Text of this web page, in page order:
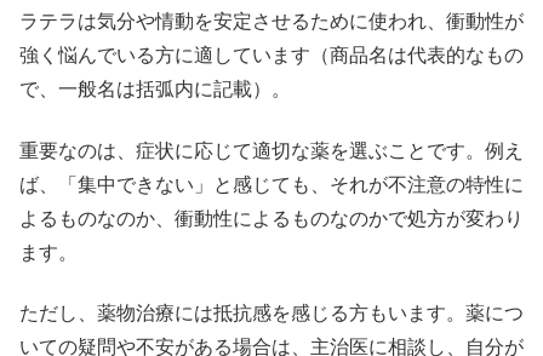
ラテラは気分や情動を安定させるために使われ、衝動性が
強く悩んでいる方に適しています（商品名は代表的なもの
で、一般名は括弧内に記載）。
重要なのは、症状に応じて適切な薬を選ぶことです。例え
ば、「集中できない」と感じても、それが不注意の特性に
よるものなのか、衝動性によるものなのかで処方が変わり
ます。
ただし、薬物治療には抵抗感を感じる方もいます。薬につ
いての疑問や不安がある場合は、主治医に相談し、自分が